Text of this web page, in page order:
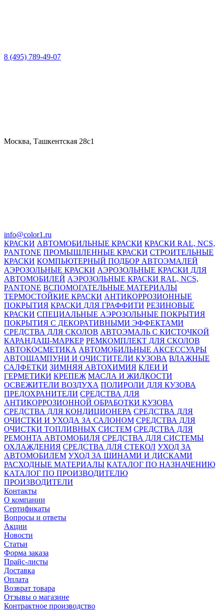
8 (495) 789-49-07
Москва, Ташкентская 28с1
info@color1.ru
КРАСКИ АВТОМОБИЛЬНЫЕ КРАСКИ КРАСКИ RAL, NCS,
PANTONE ПРОМЫШЛЕННЫЕ КРАСКИ СТРОИТЕЛЬНЫЕ
КРАСКИ КОМПЬЮТЕРНЫЙ ПОДБОР АВТОЭМАЛЕЙ
АЭРОЗОЛЬНЫЕ КРАСКИ АЭРОЗОЛЬНЫЕ КРАСКИ ДЛЯ
АВТОМОБИЛЕЙ АЭРОЗОЛЬНЫЕ КРАСКИ RAL, NCS,
PANTONE ВСПОМОГАТЕЛЬНЫЕ МАТЕРИАЛЫ
ТЕРМОСТОЙКИЕ КРАСКИ АНТИКОРРОЗИОННЫЕ
ПОКРЫТИЯ КРАСКИ ДЛЯ ГРАФФИТИ РЕЗИНОВЫЕ
КРАСКИ СПЕЦИАЛЬНЫЕ АЭРОЗОЛЬНЫЕ ПОКРЫТИЯ
ПОКРЫТИЯ С ДЕКОРАТИВНЫМИ ЭФФЕКТАМИ
СРЕДСТВА ДЛЯ СКОЛОВ АВТОЭМАЛЬ С КИСТОЧКОЙ
КАРАНДАШ-МАРКЕР РЕМКОМПЛЕКТ ДЛЯ СКОЛОВ
АВТОКОСМЕТИКА АВТОМОБИЛЬНЫЕ АКСЕССУАРЫ
АВТОШАМПУНИ И ОЧИСТИТЕЛИ КУЗОВА ВЛАЖНЫЕ
САЛФЕТКИ ЗИМНЯЯ АВТОХИМИЯ КЛЕИ И
ГЕРМЕТИКИ КРЕПЕЖ МАСЛА И ЖИДКОСТИ
ОСВЕЖИТЕЛИ ВОЗДУХА ПОЛИРОЛИ ДЛЯ КУЗОВА
ПРЕДОХРАНИТЕЛИ СРЕДСТВА ДЛЯ
АНТИКОРРОЗИОННОЙ ОБРАБОТКИ КУЗОВА
СРЕДСТВА ДЛЯ КОНДИЦИОНЕРА СРЕДСТВА ДЛЯ
ОЧИСТКИ И УХОДА ЗА САЛОНОМ СРЕДСТВА ДЛЯ
ОЧИСТКИ ТОПЛИВНЫХ СИСТЕМ СРЕДСТВА ДЛЯ
РЕМОНТА АВТОМОБИЛЯ СРЕДСТВА ДЛЯ СИСТЕМЫ
ОХЛАЖДЕНИЯ СРЕДСТВА ДЛЯ СТЕКОЛ УХОД ЗА
АВТОМОБИЛЕМ УХОД ЗА ШИНАМИ И ДИСКАМИ
РАСХОДНЫЕ МАТЕРИАЛЫ КАТАЛОГ ПО НАЗНАЧЕНИЮ
КАТАЛОГ ПО ПРОИЗВОДИТЕЛЮ
ПРОИЗВОДИТЕЛИ
Контакты
О компании
Сертификаты
Вопросы и ответы
Акции
Новости
Статьи
Форма заказа
Прайс-листы
Доставка
Оплата
Возврат товара
Отзывы о магазине
Контрактное производство